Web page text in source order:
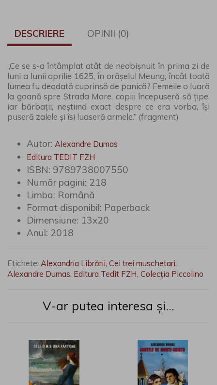
DESCRIERE OPINII (0)
„Ce se s-a întâmplat atât de neobișnuit în prima zi de
luni a lunii aprilie 1625, în orășelul Meung, încât toată
lumea fu deodată cuprinsă de panică? Femeile o luară
la goană spre Strada Mare, copiii începuseră să țipe,
iar bărbații, neștiind exact despre ce era vorba, își
puseră zalele și îsi luaseră armele.” (fragment)
Autor: Alexandre Dumas
Editura TEDIT FZH
ISBN: 9789738007550
Număr pagini: 218
Limba: Română
Format disponibil: Paperback
Dimensiune: 13x20
Anul: 2018
Etichete: Alexandria Librării, Cei trei muschetari,
Alexandre Dumas, Editura Tedit FZH, Colecția Piccolino
V-ar putea interesa și...